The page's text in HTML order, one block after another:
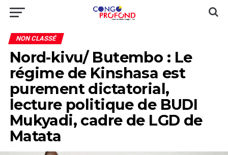
NON CLASSÉ
Nord-kivu/ Butembo : Le
régime de Kinshasa est
purement dictatorial,
lecture politique de BUDI
Mukyadi, cadre de LGD de
Matata